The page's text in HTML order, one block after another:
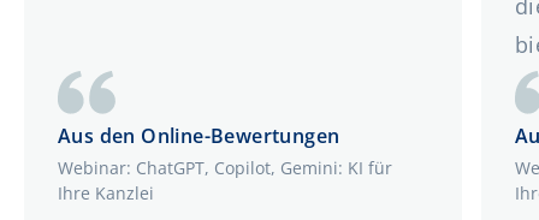
Aus den Online-Bewertungen
Webinar: ChatGPT, Copilot, Gemini: KI für
Ihre Kanzlei